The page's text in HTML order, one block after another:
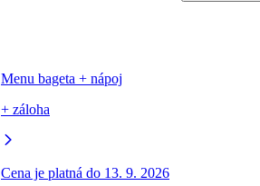
Menu bageta + nápoj
+ záloha
Cena je platná do 13. 9. 2026